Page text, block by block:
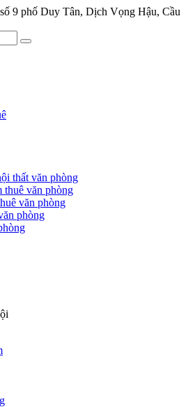
9 phố Duy Tân, Dịch Vọng Hậu, Cầu
thất văn phòng
thuê văn phòng
văn phòng
phòng